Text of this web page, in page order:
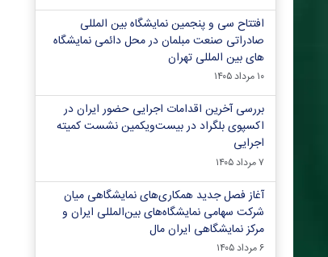
افتتاح سی و پنجمین نمایشگاه بین المللی
صادراتی صنعت مبلمان در محل دائمی نمایشگاه
های بین المللی تهران
۱۰ مرداد ۱۴۰۵
بررسی آخرین اقدامات اجرایی حضور ایران در
اکسپوی بلگراد در بیست‌ویکمین نشست کمیته
اجرایی
۷ مرداد ۱۴۰۵
آغاز فصل جدید همکاری‌های نمایشگاهی میان
شرکت سهامی نمایشگاه‌های بین‌المللی ایران و
مرکز نمایشگاهی ایران‌ مال
۶ مرداد ۱۴۰۵